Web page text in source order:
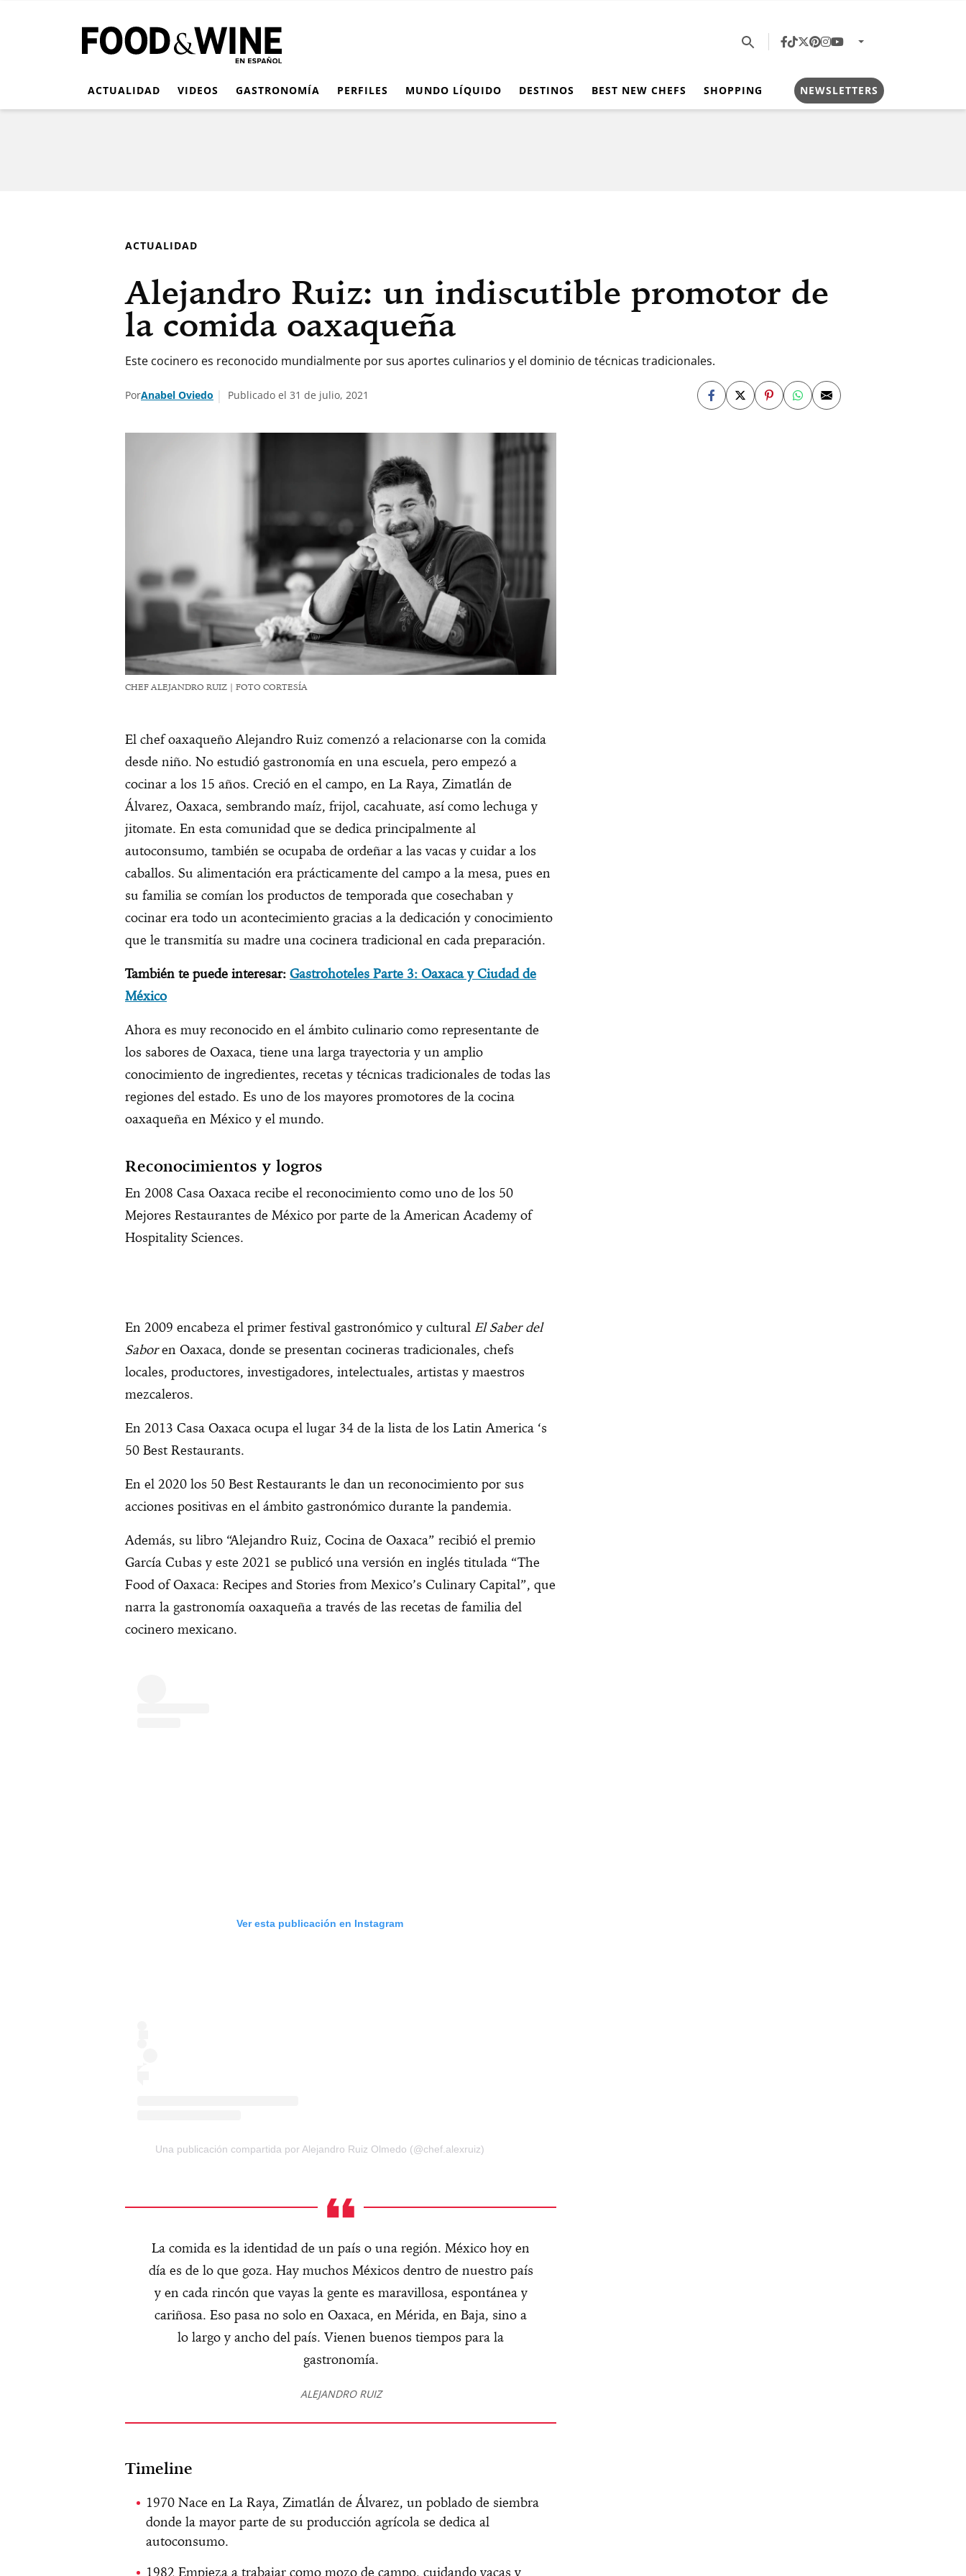
ACTUALIDAD VIDEOS GASTRONOMÍA PERFILES MUNDO LÍQUIDO DESTINOS BEST NEW CHEFS SHOPPING NEWSLETTERS
ACTUALIDAD
Alejandro Ruiz: un indiscutible promotor de
la comida oaxaqueña
Este cocinero es reconocido mundialmente por sus aportes culinarios y el dominio de técnicas tradicionales.
PorAnabel Oviedo Publicado el 31 de julio, 2021
CHEF ALEJANDRO RUIZ | FOTO CORTESÍA
El chef oaxaqueño Alejandro Ruiz comenzó a relacionarse con la comida
desde niño. No estudió gastronomía en una escuela, pero empezó a
cocinar a los 15 años. Creció en el campo, en La Raya, Zimatlán de
Álvarez, Oaxaca, sembrando maíz, frijol, cacahuate, así como lechuga y
jitomate. En esta comunidad que se dedica principalmente al
autoconsumo, también se ocupaba de ordeñar a las vacas y cuidar a los
caballos. Su alimentación era prácticamente del campo a la mesa, pues en
su familia se comían los productos de temporada que cosechaban y
cocinar era todo un acontecimiento gracias a la dedicación y conocimiento
que le transmitía su madre una cocinera tradicional en cada preparación.
También te puede interesar: Gastrohoteles Parte 3: Oaxaca y Ciudad de
México
Ahora es muy reconocido en el ámbito culinario como representante de
los sabores de Oaxaca, tiene una larga trayectoria y un amplio
conocimiento de ingredientes, recetas y técnicas tradicionales de todas las
regiones del estado. Es uno de los mayores promotores de la cocina
oaxaqueña en México y el mundo.
Reconocimientos y logros
En 2008 Casa Oaxaca recibe el reconocimiento como uno de los 50
Mejores Restaurantes de México por parte de la American Academy of
Hospitality Sciences.
En 2009 encabeza el primer festival gastronómico y cultural El Saber del
Saboren Oaxaca, donde se presentan cocineras tradicionales, chefs
locales, productores, investigadores, intelectuales, artistas y maestros
mezcaleros.
En 2013 Casa Oaxaca ocupa el lugar 34 de la lista de los Latin America ‘s
50 Best Restaurants.
En el 2020 los 50 Best Restaurants le dan un reconocimiento por sus
acciones positivas en el ámbito gastronómico durante la pandemia.
Además, su libro “Alejandro Ruiz, Cocina de Oaxaca” recibió el premio
García Cubas y este 2021 se publicó una versión en inglés titulada “The
Food of Oaxaca: Recipes and Stories from Mexico’s Culinary Capital”, que
narra la gastronomía oaxaqueña a través de las recetas de familia del
cocinero mexicano.
Ver esta publicación en Instagram
Una publicación compartida por Alejandro Ruiz Olmedo (@chef.alexruiz)
La comida es la identidad de un país o una región. México hoy en
día es de lo que goza. Hay muchos Méxicos dentro de nuestro país
y en cada rincón que vayas la gente es maravillosa, espontánea y
cariñosa. Eso pasa no solo en Oaxaca, en Mérida, en Baja, sino a
lo largo y ancho del país. Vienen buenos tiempos para la
gastronomía.
ALEJANDRO RUIZ
Timeline
1970 Nace en La Raya, Zimatlán de Álvarez, un poblado de siembra
donde la mayor parte de su producción agrícola se dedica al
autoconsumo.
1982 Empieza a trabajar como mozo de campo, cuidando vacas y